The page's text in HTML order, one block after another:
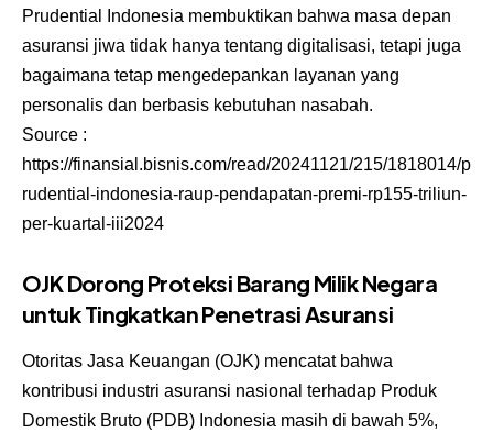
Prudential Indonesia membuktikan bahwa masa depan
asuransi jiwa tidak hanya tentang digitalisasi, tetapi juga
bagaimana tetap mengedepankan layanan yang
personalis dan berbasis kebutuhan nasabah.
Source :
https://finansial.bisnis.com/read/20241121/215/1818014/p
rudential-indonesia-raup-pendapatan-premi-rp155-triliun-
per-kuartal-iii2024
OJK Dorong Proteksi Barang Milik Negara
untuk Tingkatkan Penetrasi Asuransi
Otoritas Jasa Keuangan (OJK) mencatat bahwa
kontribusi industri asuransi nasional terhadap Produk
Domestik Bruto (PDB) Indonesia masih di bawah 5%,